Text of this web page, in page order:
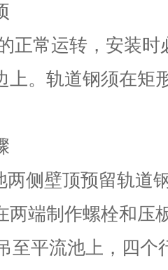
正常运转，安装
上。轨道钢须在矩
两侧壁顶预留轨道
两端制作螺栓和压
至平流池上，四个